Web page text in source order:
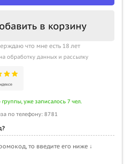
в корзину
что мне есть 18 лет
обработку данных и рассылку
уже записалось 7 чел.
по телефону: 8781
то введите его ниже ↓